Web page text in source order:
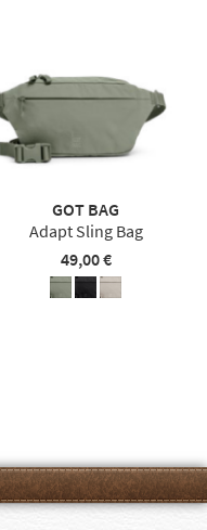
GOT BAG
Adapt Sling Bag
49,00 €